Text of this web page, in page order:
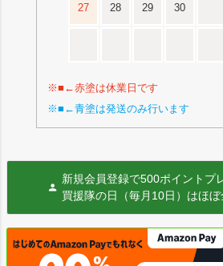
27 28 29 30
※■←赤塗は休業日です
※■←青塗は発送のみ行います
新規会員登録で500ポイントプ
買援隊の日（毎月10日）はほ